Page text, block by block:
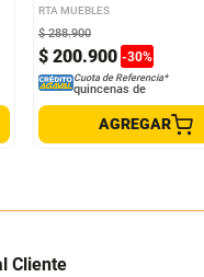
RTA MUEBLES
$ 200.900 -30%
$ 288.900
Cuota de Referencia*
quincenas de
AGREGAR
Cliente